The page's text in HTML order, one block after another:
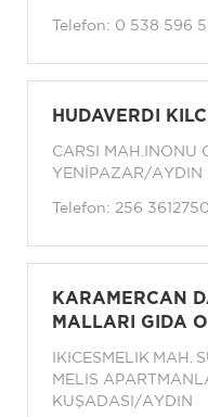
Telefon: 0 538 596
HUDAVERDI KILCI
CARSI MAH.INONU
YENİPAZAR/AYDIN
Telefon: 256 3612750
KARAMERCAN
MALLARI GIDA
IKICESMELIK MAH.
MELIS
KUŞADASI/AYDIN